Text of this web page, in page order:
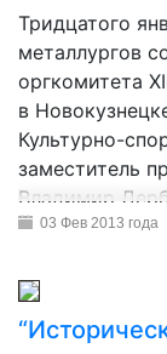
Тридцатого
металлургов
оргкомитета
в
Культурно-
заместитель
Владимир
Шамраев,
03 Фев 2013 года